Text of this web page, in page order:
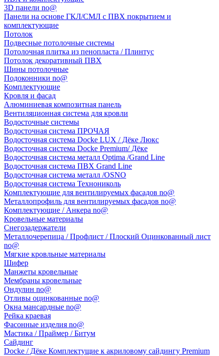
3D панели no@
Панели на основе ГКЛ/СМЛ с ПВХ покрытием и
комплектующие
Потолок
Подвесные потолочные системы
Потолочная плитка из пенопласта / Плинтус
Потолок декоративный ПВХ
Шины потолочные
Подоконники no@
Комплектующие
Кровля и фасад
Алюминиевая композитная панель
Вентиляционная система для кровли
Водосточные системы
Водосточная система ПРОЧАЯ
Водосточная система Docke LUX / Дёке Люкс
Водосточная система Docke Premium/ Дёке
Водосточная система металл Optima /Grand Line
Водосточная система ПВХ Grand Line
Водосточная система металл /OSNO
Водосточная система Технониколь
Комплектующие для вентилируемых фасадов no@
Металлопрофиль для вентилируемых фасадов no@
Комплектующие / Анкера no@
Кровельные материалы
Снегозадержатели
Металлочерепица / Профлист / Плоский Оцинкованный лист
no@
Мягкие кровльные материалы
Шифер
Манжеты кровельные
Мембраны кровельные
Ондулин no@
Отливы оцинкованные no@
Окна мансардные no@
Рейка краевая
Фасонные изделия no@
Мастика / Праймер / Битум
Сайдинг
Docke / Дёке Комплектущие к акриловому сайдингу Premium